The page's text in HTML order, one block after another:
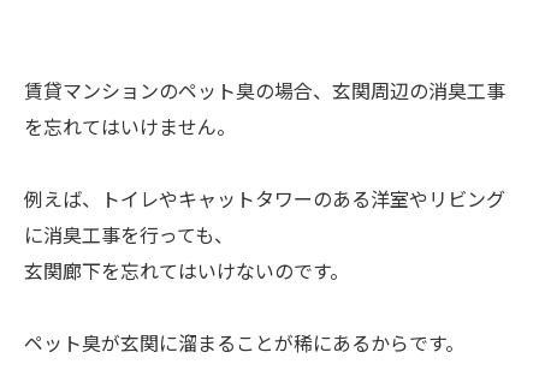
賃貸マンションのペット臭の場合、玄関周辺の消臭工事
を忘れてはいけません。
例えば、トイレやキャットタワーのある洋室やリビング
に消臭工事を行っても、
玄関廊下を忘れてはいけないのです。
ペット臭が玄関に溜まることが稀にあるからです。